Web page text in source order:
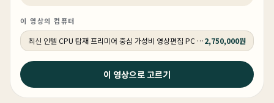
이 영상의 컴퓨터
최신 인텔 CPU 탑재 프리미어 중심 가성비 영상편집 PC 250K RTX 5060 추천PC VY1132,750,000원
이 영상으로 고르기
2026년 4월 15일
7500X3D 9700X 그런데 7800X3D까지... (가성비 최고
의 QHD 컴퓨터 견적/ 붉은사막 추천)